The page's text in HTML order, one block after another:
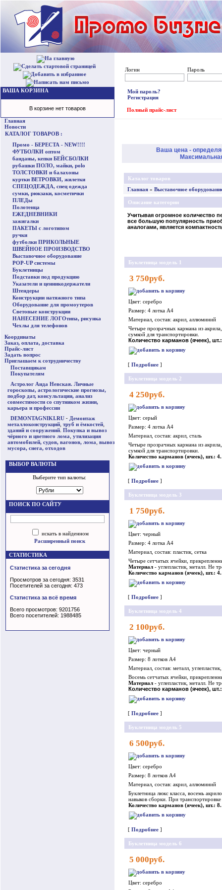
ВАША КОРЗИНА
В корзине нет товаров
Главная
Новости
КАТАЛОГ ТОВАРОВ :
Промо - БЕРЕСТА - NEW!!!!
ФУТБОЛКИ оптом
банданы, кепки БЕЙСБОЛКИ
рубашки ПОЛО, майки, polo
ТОЛСТОВКИ и балахоны
куртки ВЕТРОВКИ, жилетки
СПЕЦОДЕЖДА, спец одежда
сумки, рюкзаки, косметички
ПЛЕДы
Полотенца
ЕЖЕДНЕВНИКИ
зажигалки
ПАКЕТЫ с логотипом
ручки
футболки ПРИКОЛЬНЫЕ
ШВЕЙНОЕ ПРОИЗВОДСТВО
Выставочное оборудование
POP-UP системы
Буклетницы
Подставки под продукцию
Указатели и ценникодержатели
Штендеры
Конструкции натяжного типа
Оборудование для промоутеров
Световые конструкции
НАНЕСЕНИЕ ЛОГОтипа, рисунка
Чехлы для телефонов
Координаты
Заказ, оплата, доставка
Прайс-лист
Задать вопрос
Приглашаем к сотрудничеству
Поставщикам
Покупателям
Астролог Аида Невская. Личные
гороскопы, астрологические прогнозы,
подбор дат, консультации, анализ
совместимости со спутником жизни,
карьера и профессии
DEMONTAGNIKI.RU - Демонтаж
металлоконструкций труб и ёмкостей
зданий и сооружений Покупка и вывоз
чёрного и цветного лома утилизация
автомобилей, судов, вагонов, лома вывоз
мусора, снега, отходов
ВЫБОР ВАЛЮТЫ
Выберите тип валюты:
ПОИСК ПО САЙТУ
искать в найденном
Расширенный поиск
СТАТИСТИКА
Статистика за сегодня
Просмотров за сегодня: 3531
Посетителей за сегодня: 473
Статистика за всё время
Всего просмотров: 9201756
Всего посетителей: 1988485
Логин Пароль
Мой пароль?
Регистрация
Полный прайс-лист
Ваша цена -
Каталог товаров
Главная » Выставочное
Описание категории
Учитывая огромное количество
все большую популярность
аналогами, является
Буклетница модель 1
3 750руб.
Цвет: серебро
Размер: 4 лотка А4
Материал, состав: акрил, аллюминий
Четыре прозрачных кармана из
сумкой для транспортировки.
Количество карманов (ячеек),
[ Подробнее ]
Буклетница модель 2
4 250руб.
Цвет: серый
Размер: 4 лотка А4
Материал, состав: акрил, сталь
Четыре прозрачных кармана из
сумкой для транспортировки.
Количество карманов (ячеек), шт.: 4.
[ Подробнее ]
Буклетница модель 3
1 750руб.
Цвет: черный
Размер: 4 лотка А4
Материал, состав: пластик, сетка
Четыре сетчатых ячейки,
Материал - углепластик, металл. Не
Количество карманов (ячеек), шт.: 4.
[ Подробнее ]
Буклетница модель 4
2 100руб.
Цвет: черный
Размер: 8 лотков А4
Материал, состав: металл, углепластик,
Восемь сетчатых ячейки,
Материал - углепластик, металл. Не
Количество карманов (ячеек),
[ Подробнее ]
Буклетница модель 5
6 500руб.
Цвет: серебро
Размер: 8 лотков А4
Материал, состав: акрил, аллюминий
Буклетница люкс класса, восемь
навыков сборки. При транспортировке
Количество карманов (ячеек), шт.: 8.
[ Подробнее ]
Буклетница модель 6
5 000руб.
Цвет: серебро